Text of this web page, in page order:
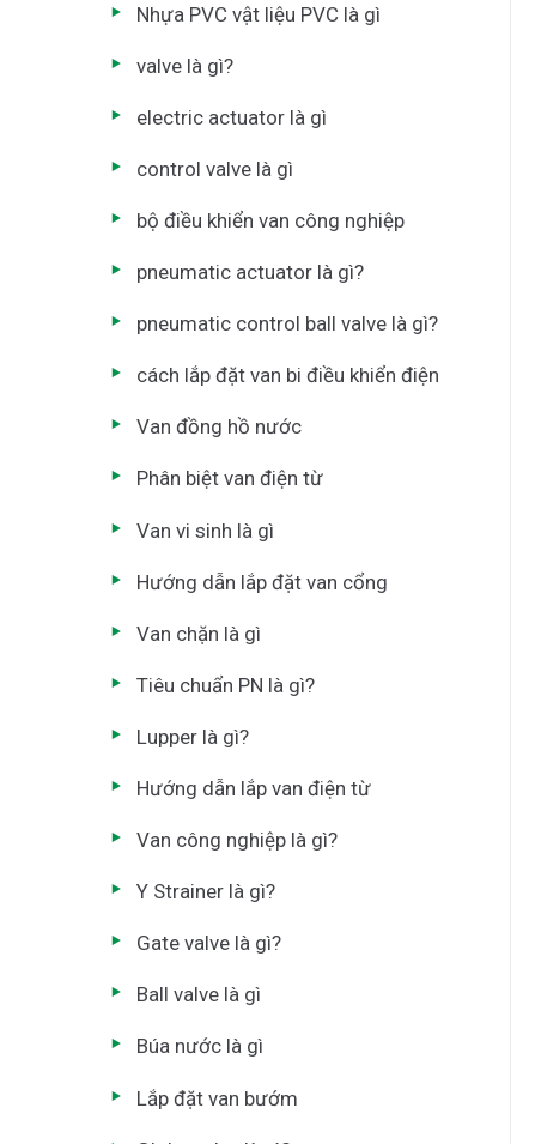
Nhựa PVC vật liệu PVC là gì
valve là gì?
electric actuator là gì
control valve là gì
bộ điều khiển van công nghiệp
pneumatic actuator là gì?
pneumatic control ball valve là gì?
cách lắp đặt van bi điều khiển điện
Van đồng hồ nước
Phân biệt van điện từ
Van vi sinh là gì
Hướng dẫn lắp đặt van cổng
Van chặn là gì
Tiêu chuẩn PN là gì?
Lupper là gì?
Hướng dẫn lắp van điện từ
Van công nghiệp là gì?
Y Strainer là gì?
Gate valve là gì?
Ball valve là gì
Búa nước là gì
Lắp đặt van bướm